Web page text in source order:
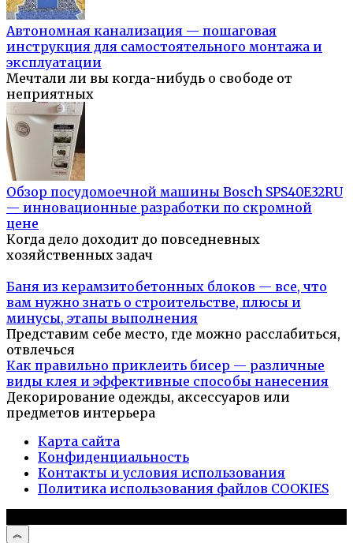
Автономная канализация — пошаговая
инструкция для самостоятельного монтажа и
эксплуатации
Мечтали ли вы когда-нибудь о свободе от
неприятных
Обзор посудомоечной машины Bosch SPS40E32RU
— инновационные разработки по скромной
цене
Когда дело доходит до повседневных
хозяйственных задач
Баня из керамзитобетонных блоков — все, что
вам нужно знать о строительстве, плюсы и
минусы, этапы выполнения
Представим себе место, где можно расслабиться,
отвлечься
Как правильно приклеить бисер — различные
виды клея и эффективные способы нанесения
Декорирование одежды, аксессуаров или
предметов интерьера
Карта сайта
Конфиденциальность
Контакты и условия использования
Политика использования файлов COOKIES